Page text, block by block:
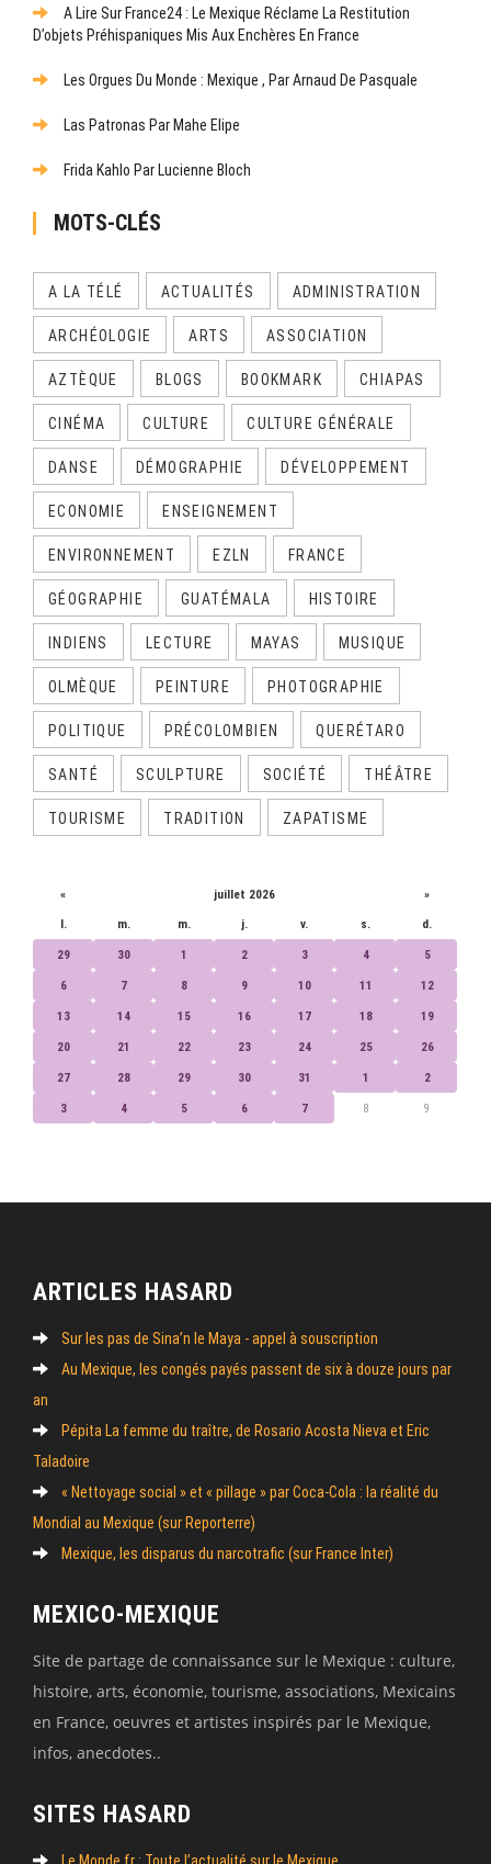
A Lire Sur France24 : Le Mexique Réclame La Restitution
D’objets Préhispaniques Mis Aux Enchères En France
Les Orgues Du Monde : Mexique , Par Arnaud De Pasquale
Las Patronas Par Mahe Elipe
Frida Kahlo Par Lucienne Bloch
MOTS-CLÉS
A LA TÉLÉ ACTUALITÉS ADMINISTRATION
ARCHÉOLOGIE ARTS ASSOCIATION
AZTÈQUE BLOGS BOOKMARK CHIAPAS
CINÉMA CULTURE CULTURE GÉNÉRALE
DANSE DÉMOGRAPHIE DÉVELOPPEMENT
ECONOMIE ENSEIGNEMENT
ENVIRONNEMENT EZLN FRANCE
GÉOGRAPHIE GUATÉMALA HISTOIRE
INDIENS LECTURE MAYAS MUSIQUE
OLMÈQUE PEINTURE PHOTOGRAPHIE
POLITIQUE PRÉCOLOMBIEN QUERÉTARO
SANTÉ SCULPTURE SOCIÉTÉ THÉÂTRE
TOURISME TRADITION ZAPATISME
« juillet 2026 »
l. m. m. j. v. s. d.
29 30 1 2 3 4 5
6 7 8 9 10 11 12
13 14 15 16 17 18 19
20 21 22 23 24 25 26
27 28 29 30 31 1 2
3 4 5 6 7 8 9
ARTICLES HASARD
Sur les pas de Sina’n le Maya - appel à souscription
Au Mexique, les congés payés passent de six à douze jours par
an
Pépita La femme du traître, de Rosario Acosta Nieva et Eric
Taladoire
« Nettoyage social » et « pillage » par Coca-Cola : la réalité du
Mondial au Mexique (sur Reporterre)
Mexique, les disparus du narcotrafic (sur France Inter)
MEXICO-MEXIQUE
Site de partage de connaissance sur le Mexique : culture,
histoire, arts, économie, tourisme, associations, Mexicains
en France, oeuvres et artistes inspirés par le Mexique,
infos, anecdotes..
SITES HASARD
Le Monde.fr : Toute l’actualité sur le Mexique